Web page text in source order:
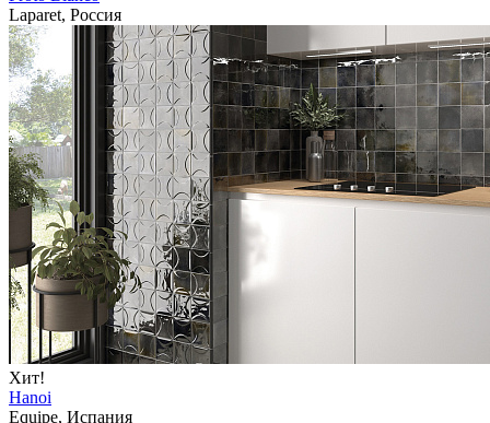
Laparet, Россия
Хит!
Hanoi
Equipe, Испания